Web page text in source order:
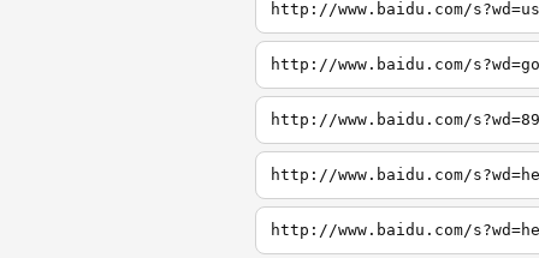
http://www.baidu.com/
http://www.baidu.com/
http://www.baidu.com/
http://www.baidu.com/
http://www.baidu.com/